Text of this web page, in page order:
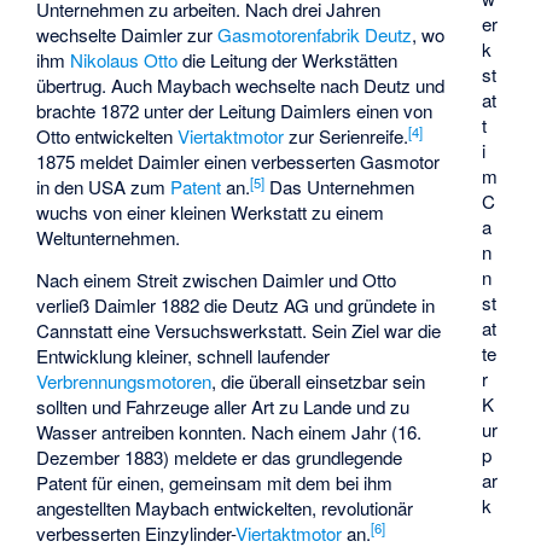
er
k
st
at
t
i
m
C
a
n
n
st
at
te
r
K
ur
p
ar
k
Unternehmen zu arbeiten. Nach drei Jahren
wechselte Daimler zurGasmotorenfabrik Deutz, wo
ihm Nikolaus Ottodie Leitung der Werkstätten
übertrug. Auch Maybach wechselte nach Deutz und
brachte 1872 unter der Leitung Daimlers einen von
Otto entwickeltenViertaktmotorzur Serienreife.[4]
1875 meldet Daimler einen verbesserten Gasmotor
in den USA zum Patentan.[5] Das Unternehmen
wuchs von einer kleinen Werkstatt zu einem
Weltunternehmen.
Nach einem Streit zwischen Daimler und Otto
verließ Daimler 1882 die Deutz AG und gründete in
Cannstatt eine Versuchswerkstatt. Sein Ziel war die
Entwicklung kleiner, schnell laufender
Verbrennungsmotoren, die überall einsetzbar sein
sollten und Fahrzeuge aller Art zu Lande und zu
Wasser antreiben konnten. Nach einem Jahr (16.
Dezember 1883) meldete er das grundlegende
Patent für einen, gemeinsam mit dem bei ihm
angestellten Maybach entwickelten, revolutionär
verbesserten Einzylinder-Viertaktmotoran.[6]